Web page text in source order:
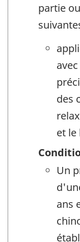
partie
des
et le
Un
ans